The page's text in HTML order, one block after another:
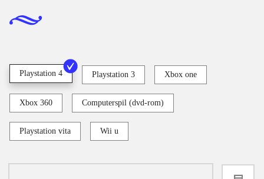
Playstation 4 Playstation 3 Xbox one
Xbox 360 Computerspil (dvd-rom)
Playstation vita Wii u